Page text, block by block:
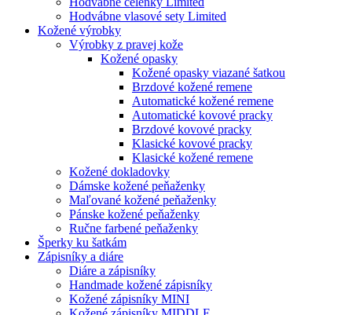
Hodvábne vlasové sety Limited
Kožené výrobky
Výrobky z pravej kože
Kožené opasky
Kožené opasky viazané šatkou
Brzdové kožené remene
Automatické kožené remene
Automatické kovové pracky
Brzdové kovové pracky
Klasické kovové pracky
Klasické kožené remene
Kožené dokladovky
Dámske kožené peňaženky
Maľované kožené peňaženky
Pánske kožené peňaženky
Ručne farbené peňaženky
Šperky ku šatkám
Zápisníky a diáre
Diáre a zápisníky
Handmade kožené zápisníky
Kožené zápisníky MINI